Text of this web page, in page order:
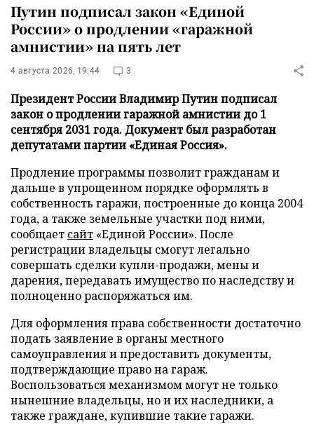
Путин подписал закон «Единой
России» о продлении «гаражной
амнистии» на пять лет
4 августа 2026, 19:44 3
Президент России Владимир Путин подписал
закон о продлении гаражной амнистии до 1
сентября 2031 года. Документ был разработан
депутатами партии «Единая Россия».
Продление программы позволит гражданам и
дальше в упрощенном порядке оформлять в
собственность гаражи, построенные до конца 2004
года, а также земельные участки под ними,
сообщает сайт «Единой России». После
регистрации владельцы смогут легально
совершать сделки купли-продажи, мены и
дарения, передавать имущество по наследству и
полноценно распоряжаться им.
Для оформления права собственности достаточно
подать заявление в органы местного
самоуправления и предоставить документы,
подтверждающие право на гараж.
Воспользоваться механизмом могут не только
нынешние владельцы, но и их наследники, а
также граждане, купившие такие гаражи.